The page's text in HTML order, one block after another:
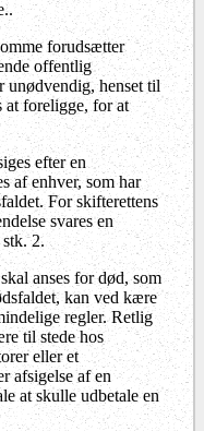
forudsætter
offentlig
unødvendig, henset til
at foreligge, for at
efter en
af enhver, som har
For skifterettens
svares en
2.
anses for død, som
kan ved kære
regler. Retlig
til stede hos
eller et
afsigelse af en
at skulle udbetale en